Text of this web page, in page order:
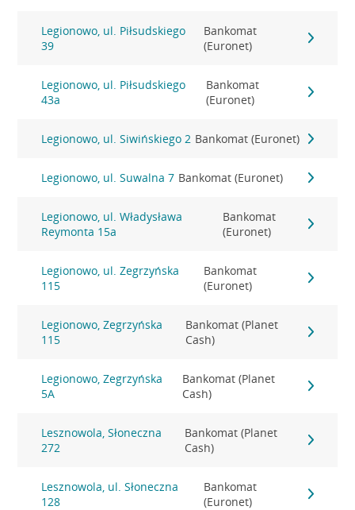
Legionowo, ul. Piłsudskiego
39
Bankomat
(Euronet)
Legionowo, ul. Piłsudskiego
43a
Bankomat
(Euronet)
Legionowo, ul. Siwińskiego 2 Bankomat (Euronet)
Legionowo, ul. Suwalna 7 Bankomat (Euronet)
Legionowo, ul. Władysława
Reymonta 15a
Bankomat
(Euronet)
Legionowo, ul. Zegrzyńska
115
Bankomat
(Euronet)
Legionowo, Zegrzyńska
115
Bankomat (Planet
Cash)
Legionowo, Zegrzyńska
5A
Bankomat (Planet
Cash)
Lesznowola, Słoneczna
272
Bankomat (Planet
Cash)
Lesznowola, ul. Słoneczna
128
Bankomat
(Euronet)